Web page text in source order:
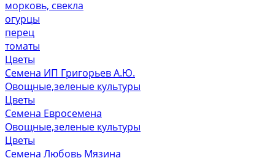
морковь, свекла
огурцы
перец
томаты
Цветы
Семена ИП Григорьев А.Ю.
Овощные,зеленые культуры
Цветы
Семена Евросемена
Овощные,зеленые культуры
Цветы
Семена Любовь Мязина